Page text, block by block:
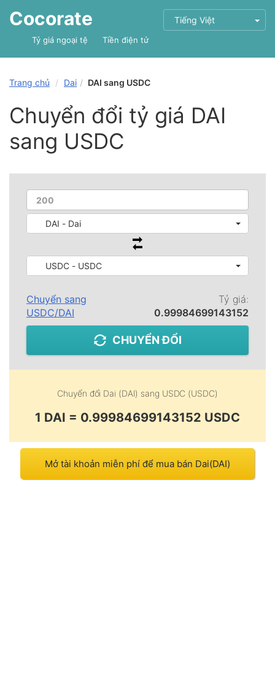
Cocorate Tiếng Việt
Tỷ giá ngoại tệ Tiền điện tử
Trang chủ Dai DAI sang USDC
Chuyển đổi tỷ giá DAI
sang USDC
DAI - Dai
USDC - USDC
Chuyển sang
USDC/DAI
Tỷ giá:
0.99984699143152
CHUYỂN ĐỔI
Chuyển đổi Dai (DAI) sang USDC (USDC)
1 DAI = 0.99984699143152 USDC
Mở tài khoản miễn phí để mua bán Dai(DAI)